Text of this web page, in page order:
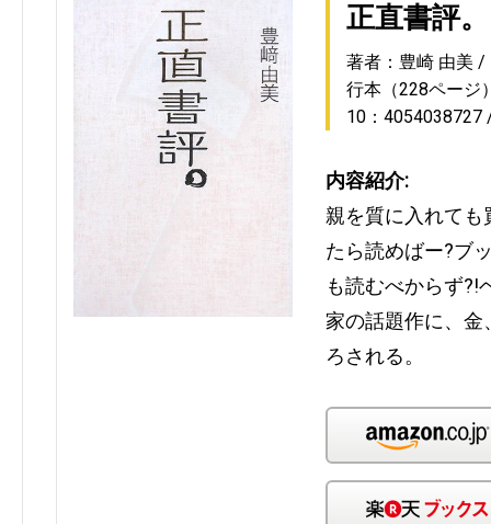
正直書評。
著者：豊崎 由美
行本（228ページ
10：4054038727
内容紹介:
親を質に入れて
たら読めばー?ブ
も読むべからず?!
家の話題作に、
ろされる。